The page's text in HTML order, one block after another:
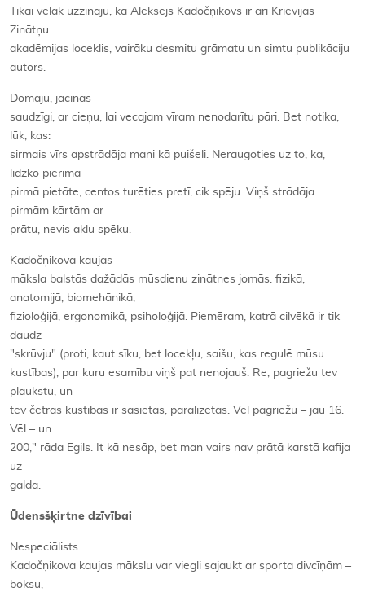
Tikai vēlāk uzzināju, ka Aleksejs Kadočņikovs ir arī Krievijas
Zinātņu
akadēmijas loceklis, vairāku desmitu grāmatu un simtu publikāciju
autors.
Domāju, jācīnās
saudzīgi, ar cieņu, lai vecajam vīram nenodarītu pāri. Bet notika,
lūk, kas:
sirmais vīrs apstrādāja mani kā puišeli. Neraugoties uz to, ka,
līdzko pierima
pirmā pietāte, centos turēties pretī, cik spēju. Viņš strādāja
pirmām kārtām ar
prātu, nevis aklu spēku.
Kadočņikova kaujas
māksla balstās dažādās mūsdienu zinātnes jomās: fizikā,
anatomijā, biomehānikā,
fizioloģijā, ergonomikā, psiholoģijā. Piemēram, katrā cilvēkā ir tik
daudz
"skrūvju" (proti, kaut sīku, bet locekļu, saišu, kas regulē mūsu
kustības), par kuru esamību viņš pat nenojauš. Re, pagriežu tev
plaukstu, un
tev četras kustības ir sasietas, paralizētas. Vēl pagriežu – jau 16.
Vēl – un
200," rāda Egils. It kā nesāp, bet man vairs nav prātā karstā kafija
uz
galda.
Ūdensšķirtne dzīvībai
Nespeciālists
Kadočņikova kaujas mākslu var viegli sajaukt ar sporta divcīņām –
boksu,